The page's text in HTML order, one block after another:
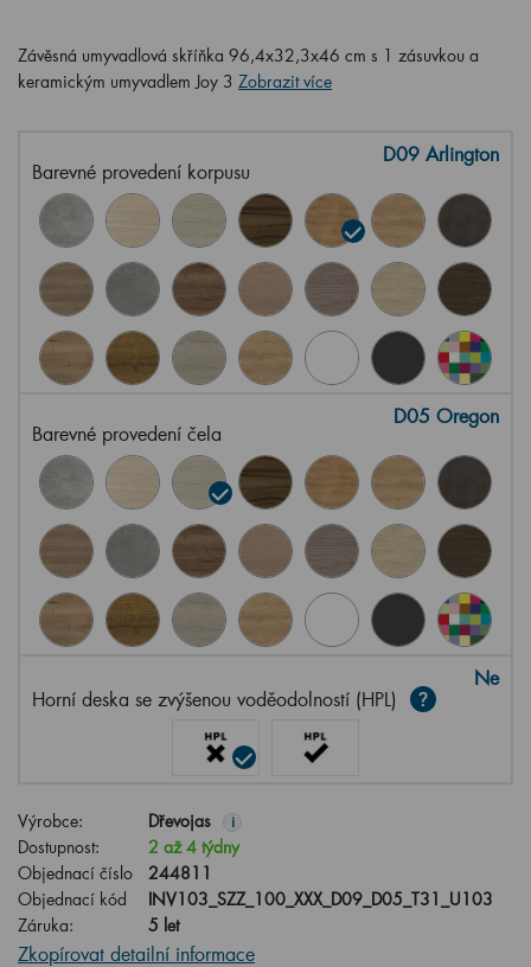
Závěsná umyvadlová skříňka 96,4x32,3x46 cm s 1 zásuvkou a
keramickým umyvadlem Joy 3 Zobrazit více
Barevné provedení korpusu
D09 Arlington
Barevné provedení čela
D05 Oregon
Horní deska se zvýšenou voděodolností (HPL)
Ne
Výrobce: Dřevojas i
Dostupnost:
2 až 4 týdny
Objednací číslo
244811
Objednací kód
INV103_SZZ_100_XXX_D09_D05_T31_U103
Záruka:
5 let
Zkopírovat detailní informace